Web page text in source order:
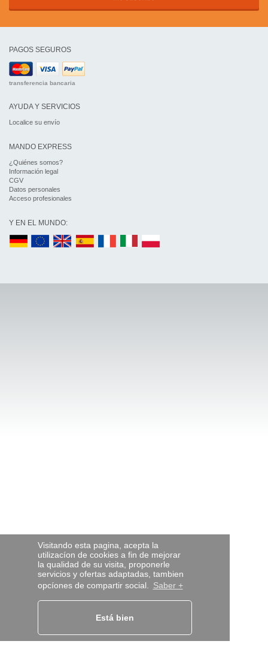
Visitando esta pagina, acepta la
utilizacíon de cookies a fin de mejorar
la qualidad de su visita, proponerle
servicios y ofertas adaptadas, tambien
opcíones de compartir social. Saber +
Está bien
PAGOS SEGUROS
transferencia bancaria
AYUDA Y SERVICIOS
Localice su envío
MANDO EXPRESS
¿Quiénes somos?
Información legal
CGV
Datos personales
Acceso profesionales
Y EN EL MUNDO: